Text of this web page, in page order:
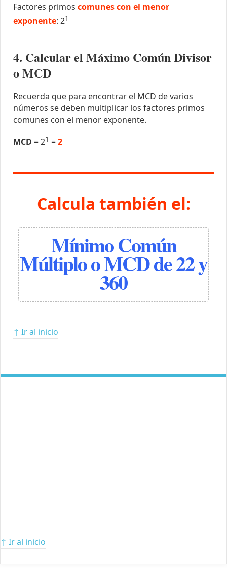
Factores primos comunes con el menor
exponente: 21
4. Calcular el Máximo Común Divisor
o MCD
Recuerda que para encontrar el MCD de varios
números se deben multiplicar los factores primos
comunes con el menor exponente.
MCD = 21 =2
Calcula también el:
Mínimo Común
Múltiplo o MCD de 22 y
360
↑ Ir al inicio
↑ Ir al inicio